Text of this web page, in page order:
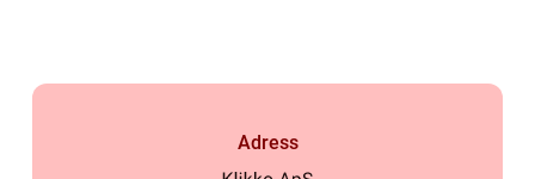
Adress